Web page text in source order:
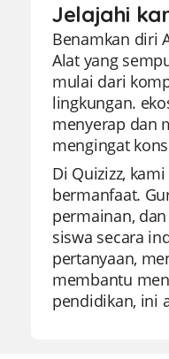
Jelajahi
Benamkan diri
Alat yang
mulai dari
lingkungan.
menyerap dan
mengingat
Di Quizizz,
bermanfaat.
permainan,
siswa secara
pertanyaan,
membantu
pendidikan, ini